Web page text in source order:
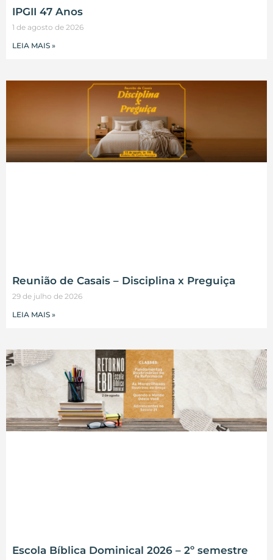
IPGII 47 Anos
1 de agosto de 2026
LEIA MAIS »
Reunião de Casais – Disciplina x Preguiça
29 de julho de 2026
LEIA MAIS »
Escola Bíblica Dominical 2026 – 2º semestre